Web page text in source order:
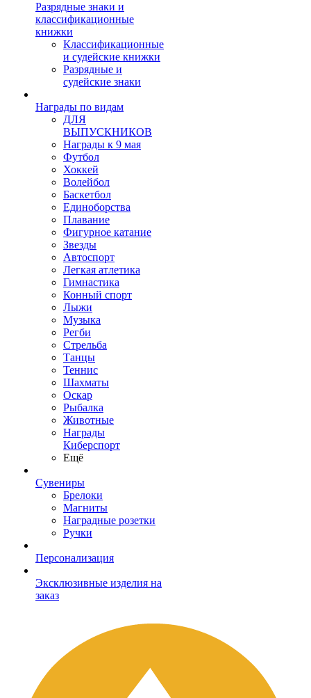
Разрядные знаки и
классификационные
книжки
Классификационные
и судейские книжки
Разрядные и
судейские знаки
Награды по видам
ДЛЯ
ВЫПУСКНИКОВ
Награды к 9 мая
Футбол
Хоккей
Волейбол
Баскетбол
Единоборства
Плавание
Фигурное катание
Звезды
Автоспорт
Легкая атлетика
Гимнастика
Конный спорт
Лыжи
Музыка
Регби
Стрельба
Танцы
Теннис
Шахматы
Оскар
Рыбалка
Животные
Награды
Киберспорт
Ещё
Сувениры
Брелоки
Магниты
Наградные розетки
Ручки
Персонализация
Эксклюзивные изделия на
заказ